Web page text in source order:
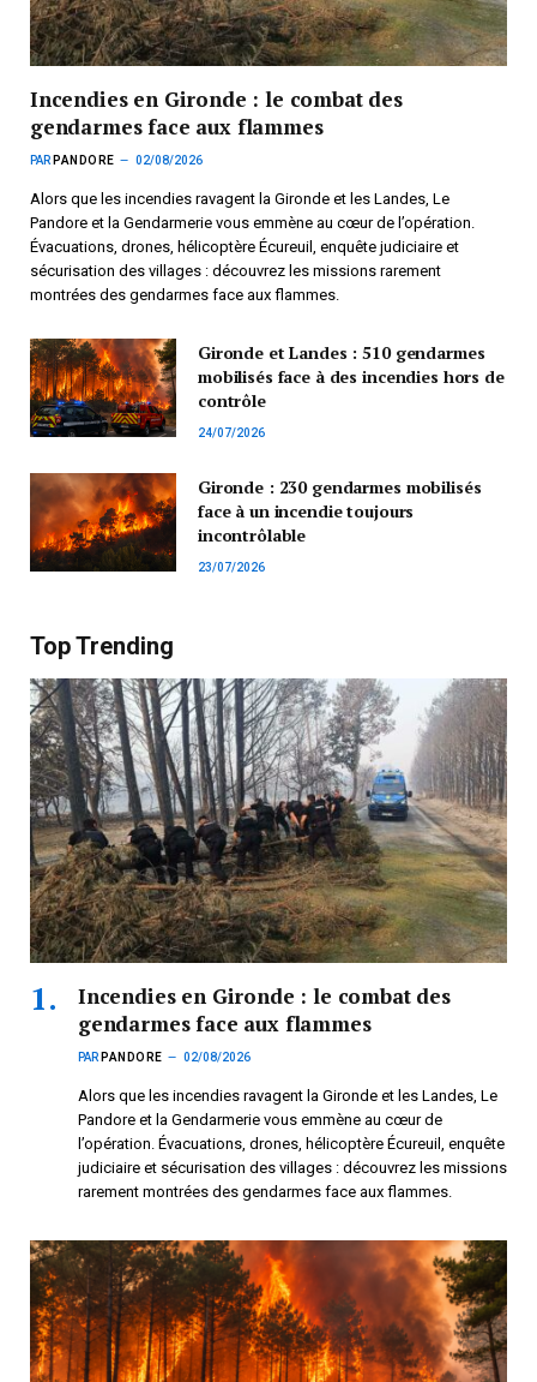
Incendies en Gironde : le combat des
gendarmes face aux flammes
PAR PANDORE 02/08/2026
Alors que les incendies ravagent la Gironde et les Landes, Le
Pandore et la Gendarmerie vous emmène au cœur de l’opération.
Évacuations, drones, hélicoptère Écureuil, enquête judiciaire et
sécurisation des villages : découvrez les missions rarement
montrées des gendarmes face aux flammes.
Gironde et Landes : 510 gendarmes
mobilisés face à des incendies hors de
contrôle
24/07/2026
Gironde : 230 gendarmes mobilisés
face à un incendie toujours
incontrôlable
23/07/2026
Top Trending
Incendies en Gironde : le combat des
gendarmes face aux flammes
PAR PANDORE 02/08/2026
Alors que les incendies ravagent la Gironde et les Landes, Le
Pandore et la Gendarmerie vous emmène au cœur de
l’opération. Évacuations, drones, hélicoptère Écureuil, enquête
judiciaire et sécurisation des villages : découvrez les missions
rarement montrées des gendarmes face aux flammes.